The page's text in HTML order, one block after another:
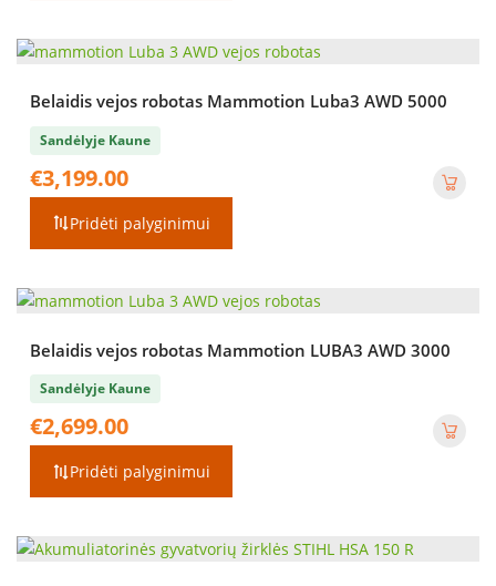
Belaidis vejos robotas Mammotion Luba3 AWD 5000
Sandėlyje Kaune
€3,199.00
Pridėti palyginimui
Belaidis vejos robotas Mammotion LUBA3 AWD 3000
Sandėlyje Kaune
€2,699.00
Pridėti palyginimui